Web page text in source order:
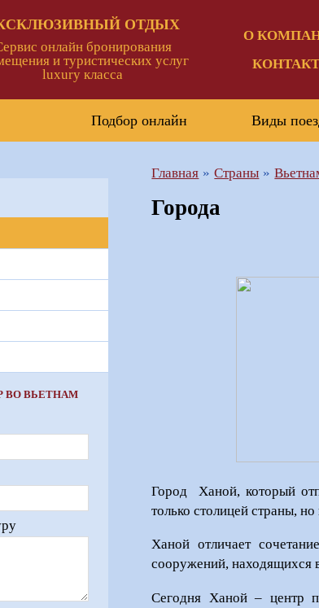
ОТДЫХ
онлайн бронирования
и туристических услуг
luxury класса
О
Подбор онлайн Виды
Главная Страны
Города
Город
Ханой, который
только столицей страны,
Ханой отличает
сооружений, находящихся
Сегодня Ханой – центр
ВО ВЬЕТНАМ